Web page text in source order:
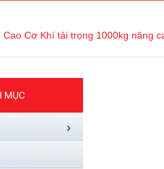
Cao Cơ Khí tải trọng 1000kg nâng
MỤC